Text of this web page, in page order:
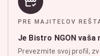
PRE MAJITEĽOV
Je Bistro NGON vaša
Prevezmite svoj profil,